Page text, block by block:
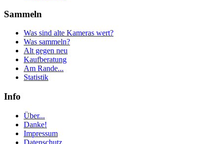
Sammeln
Was sind alte Kameras wert?
Was sammeln?
Alt gegen neu
Kaufberatung
Am Rande...
Statistik
Info
Über...
Danke!
Impressum
Datenschutz